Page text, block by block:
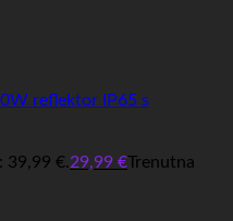
reflektor IP65 s
39,99 €.29,99 €Trenutna